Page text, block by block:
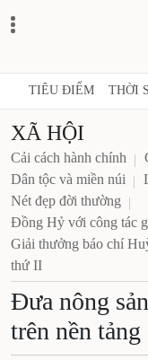
TIÊU ĐIỂM THỜI
XÃ HỘI
Cải cách hành chính
Dân tộc và miền núi
Nét đẹp đời thường
Đồng Hỷ với công tác
Giải thưởng báo chí
thứ II
Đưa nông
trên nền tảng